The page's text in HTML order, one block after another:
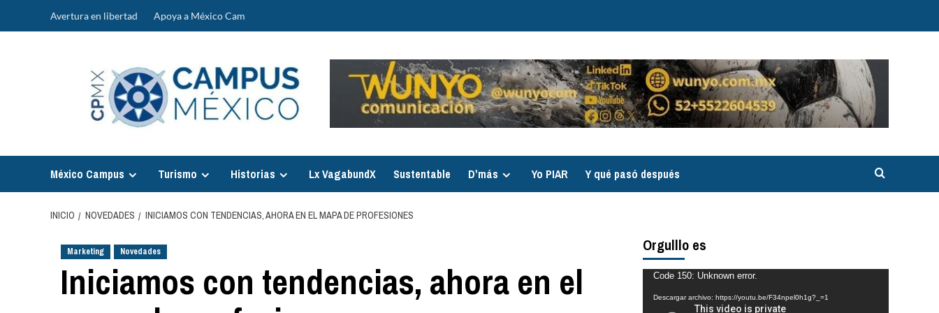
Avertura en libertad Apoya a México Cam
México Campus Turismo Historias Lx VagabundX Sustentable D´’más Yo PIAR Y qué pasó después
INICIO NOVEDADES INICIAMOS CON TENDENCIAS, AHORA EN EL MAPA DE PROFESIONES
Marketing Novedades
Iniciamos con tendencias, ahora en el
Orgulllo es
Reproductor
de
Code 150: Unknown error.
Descargar archivo: https://youtu.be/F34npel0h1g?_=1